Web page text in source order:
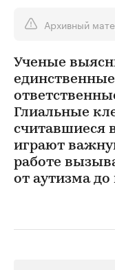
Архивный
Ученые
Глиальные
считавшиеся
играют
работе
от аутизма